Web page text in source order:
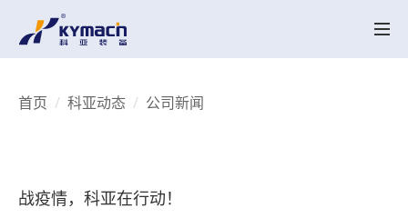
产品中心
公司介绍
辉煌历程
荣誉资质
产品创新
行业应用
实验中心
智能配混解决方案
科亚动态
视频展示
联系我们
首页 科亚动态 公司新闻
战疫情，科亚在行动！